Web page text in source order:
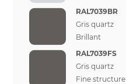
RAL7039BR
Gris quartz
Brillant
RAL7039FS
Gris quartz
Fine structure